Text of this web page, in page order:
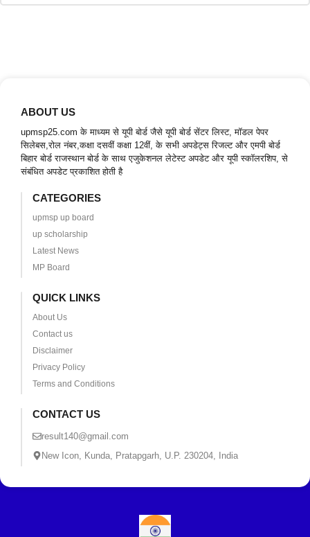
ABOUT US
upmsp25.com के माध्यम से यूपी बोर्ड जैसे यूपी बोर्ड सेंटर लिस्ट, मॉडल पेपर
सिलेबस,रोल नंबर,कक्षा दसवीं कक्षा 12वीं, के सभी अपडेट्स रिजल्ट और एमपी बोर्ड
बिहार बोर्ड राजस्थान बोर्ड के साथ एजुकेशनल लेटेस्ट अपडेट और यूपी स्कॉलरशिप, से
संबंधित अपडेट प्रकाशित होती है
CATEGORIES
upmsp up board
up scholarship
Latest News
MP Board
QUICK LINKS
About Us
Contact us
Disclaimer
Privacy Policy
Terms and Conditions
CONTACT US
result140@gmail.com
New Icon, Kunda, Pratapgarh, U.P. 230204, India